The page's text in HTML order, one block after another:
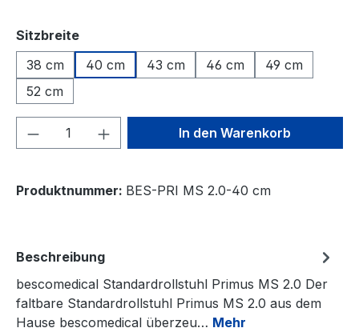
Sitzbreiteauswählen
38 cm
40 cm 43 cm 46 cm
49 cm
52 cm
Produkt Anzahl: Gib denIn den Warenkorb
Produktnummer: BES-PRI MS 2.0-40 cm
Beschreibung
bescomedical Standardrollstuhl Primus MS 2.0 Der
faltbare Standardrollstuhl Primus MS 2.0 aus dem
Hause bescomedical überzeu… Mehr